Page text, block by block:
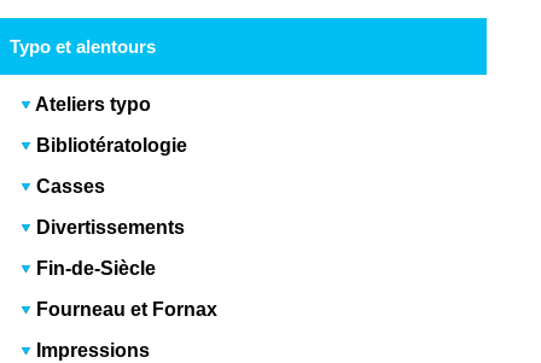
Typo et alentours
Ateliers typo
Bibliotératologie
Casses
Divertissements
Fin-de-Siècle
Fourneau et Fornax
Impressions